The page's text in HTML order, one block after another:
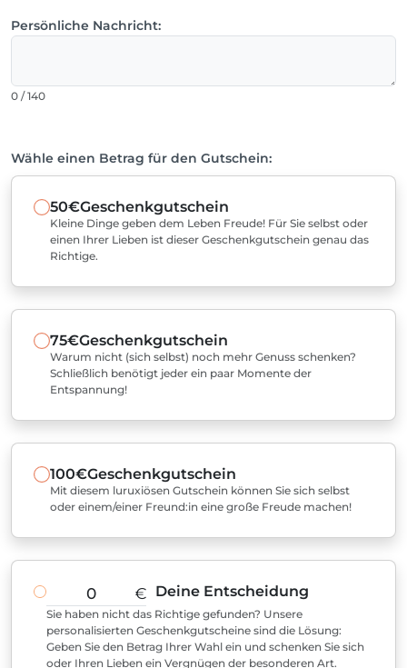
Persönliche Nachricht:
0 / 140
Wähle einen Betrag für den Gutschein:
50€Geschenkgutschein
Kleine Dinge geben dem Leben Freude! Für Sie selbst oder
einen Ihrer Lieben ist dieser Geschenkgutschein genau das
Richtige.
75€Geschenkgutschein
Warum nicht (sich selbst) noch mehr Genuss schenken?
Schließlich benötigt jeder ein paar Momente der
Entspannung!
100€Geschenkgutschein
Mit diesem luruxiösen Gutschein können Sie sich selbst
oder einem/einer Freund:in eine große Freude machen!
€ Deine Entscheidung
Sie haben nicht das Richtige gefunden? Unsere
personalisierten Geschenkgutscheine sind die Lösung:
Geben Sie den Betrag Ihrer Wahl ein und schenken Sie sich
oder Ihren Lieben ein Vergnügen der besonderen Art.